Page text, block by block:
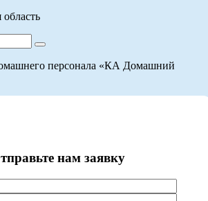
персонала «КА Домашний
нам заявку